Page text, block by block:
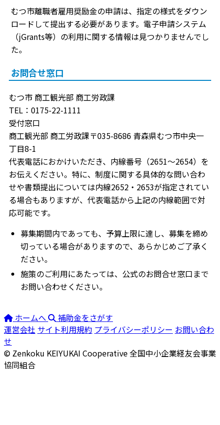
むつ市離職者雇用奨励金の申請は、指定の様式をダウン
ロードして提出する必要があります。電子申請システム
（jGrants等）の利用に関する情報は見つかりませんでし
た。
お問合せ窓口
むつ市 商工観光部 商工労政課
TEL：0175-22-1111
受付窓口
商工観光部 商工労政課〒035-8686 青森県むつ市中央一
丁目8-1
代表電話におかけいただき、内線番号（2651～2654）を
お伝えください。特に、制度に関する具体的な問い合わ
せや書類提出については内線2652・2653が指定されてい
る場合もありますが、代表電話から上記の内線範囲で対
応可能です。
募集期間内であっても、予算上限に達し、募集を締め
切っている場合がありますので、あらかじめご了承く
ださい。
施策のご利用にあたっては、公式のお問合せ窓口まで
お問い合わせください。
ホームへ
補助金をさがす
運営会社 サイト利用規約 プライバシーポリシー お問い合わ
せ
© Zenkoku KEIYUKAI Cooperative全国中小企業経友会事業
協同組合